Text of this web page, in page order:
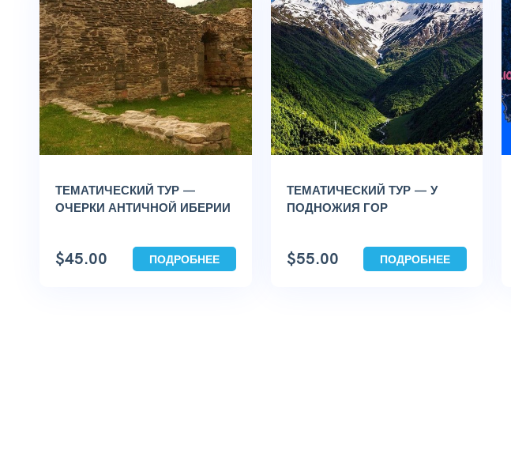
ТЕМАТИЧЕСКИЙ ТУР —
ОЧЕРКИ АНТИЧНОЙ ИБЕРИИ
$45.00 ПОДРОБНЕЕ
ТЕМАТИЧЕСКИЙ ТУР — У
ПОДНОЖИЯ ГОР
$55.00 ПОДРОБНЕЕ